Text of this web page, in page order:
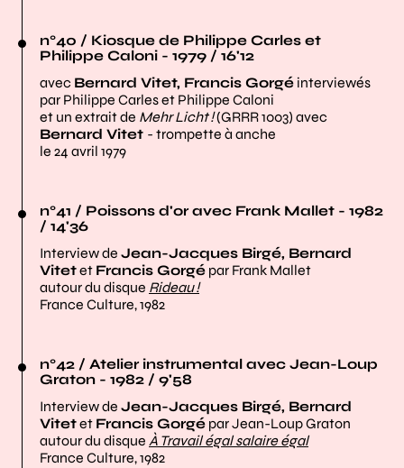
n°40 / Kiosque de Philippe Carles et
Philippe Caloni - 1979 / 16'12
avec Bernard Vitet, Francis Gorgé interviewés
par Philippe Carles et Philippe Caloni
et un extrait de Mehr Licht !(GRRR 1003) avec
Bernard Vitet - trompette à anche
le 24 avril 1979
n°41 / Poissons d'or avec Frank Mallet - 1982
/ 14'36
Interview de Jean-Jacques Birgé, Bernard
Vitetet Francis Gorgé par Frank Mallet
autour du disque Rideau !
France Culture, 1982
n°42 / Atelier instrumental avec Jean-Loup
Graton - 1982 / 9'58
Interview de Jean-Jacques Birgé, Bernard
Vitetet Francis Gorgé par Jean-Loup Graton
autour du disque À Travail égal salaire égal
France Culture, 1982